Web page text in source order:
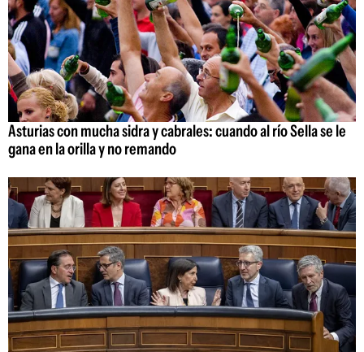
Asturias con mucha sidra y cabrales: cuando al río Sella se le
gana en la orilla y no remando